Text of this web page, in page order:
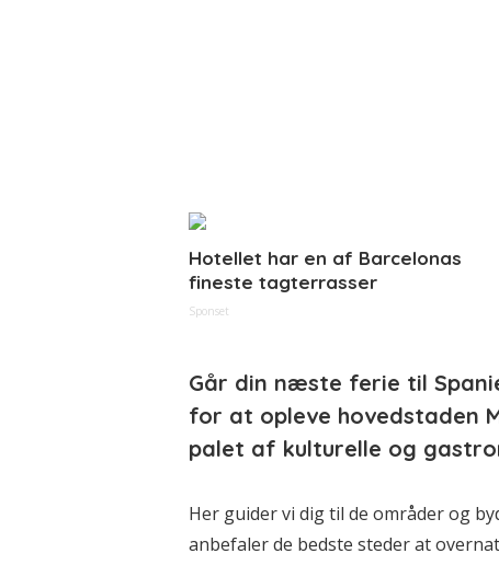
Hotellet har en af Barcelonas
fineste tagterrasser
Sponset
Går din næste ferie til
for at opleve hovedstaden
palet af kulturelle og
Her guider vi dig til de områder og
anbefaler de bedste steder at